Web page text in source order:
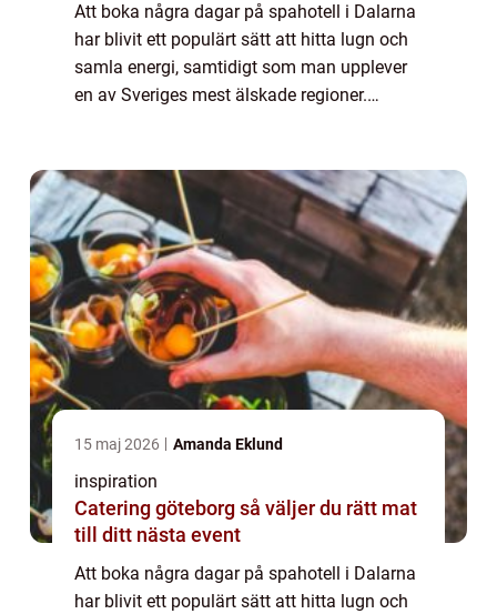
Att boka några dagar på spahotell i Dalarna
har blivit ett populärt sätt att hitta lugn och
samla energi, samtidigt som man upplever
en av Sveriges mest älskade regioner.
15 maj 2026 Amanda Eklund
inspiration
Catering göteborg så väljer du rätt mat
till ditt nästa event
Att boka några dagar på spahotell i Dalarna
har blivit ett populärt sätt att hitta lugn och